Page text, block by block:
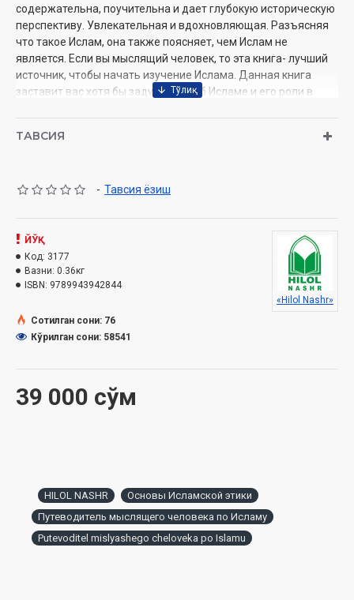
содержательна, поучительна и дает глубокую историческую
перспективу. Увлекательная и вдохновляющая. Разъясняя
что такое Ислам, она также поясняет, чем Ислам не
является. Если вы мыслящий человек, то эта книга- лучший
источник, чтобы начать изучение Ислама. Данная книга
заставит вас хотя бы задуматься об Исламе и его роли в
Издательство: «Hilol-nashr»
Дата:
Размер:60х90 1/16
Обложка:мягкая
Издано в соответствии с заключением 5797 от 19 ноября
2020 года Комитета по делам религий при Кабинете
ТАВСИЯ
- Тавсия ёзиш
39 000 сўм
ЙЎҚ
Код: 3177
Вазни: 0.36кг
ISBN: 9789943942844
«Hilol Nashr»
Сотилган сони: 76
Кўрилган сони: 58541
HILOL NASHR
Основы Исламской этики
Путеводитель мыслящего человека по Исламу
Putevoditel mislyashego cheloveka po Islamu